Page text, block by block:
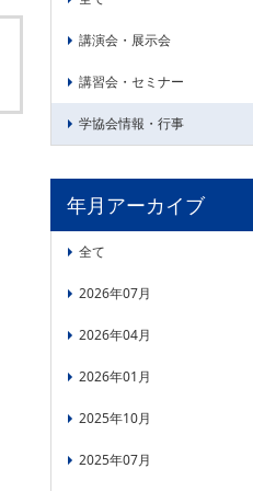
講演会・展示会
講習会・セミナー
学協会情報・行事
年月アーカイブ
全て
2026年07月
2026年04月
2026年01月
2025年10月
2025年07月